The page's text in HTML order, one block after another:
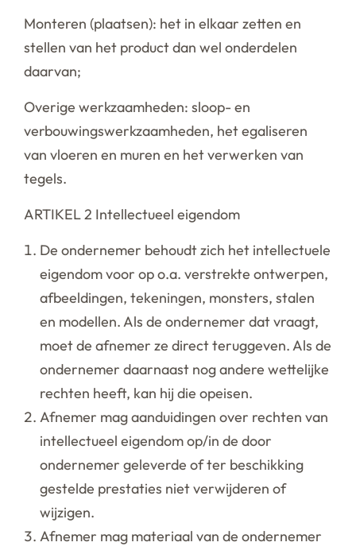
Monteren (plaatsen): het in elkaar zetten en
stellen van het product dan wel onderdelen
daarvan;
Overige werkzaamheden: sloop- en
verbouwingswerkzaamheden, het egaliseren
van vloeren en muren en het verwerken van
tegels.
ARTIKEL 2 Intellectueel eigendom
De ondernemer behoudt zich het intellectuele
eigendom voor op o.a. verstrekte ontwerpen,
afbeeldingen, tekeningen, monsters, stalen
en modellen. Als de ondernemer dat vraagt,
moet de afnemer ze direct teruggeven. Als de
ondernemer daarnaast nog andere wettelijke
rechten heeft, kan hij die opeisen.
Afnemer mag aanduidingen over rechten van
intellectueel eigendom op/in de door
ondernemer geleverde of ter beschikking
gestelde prestaties niet verwijderen of
wijzigen.
Afnemer mag materiaal van de ondernemer